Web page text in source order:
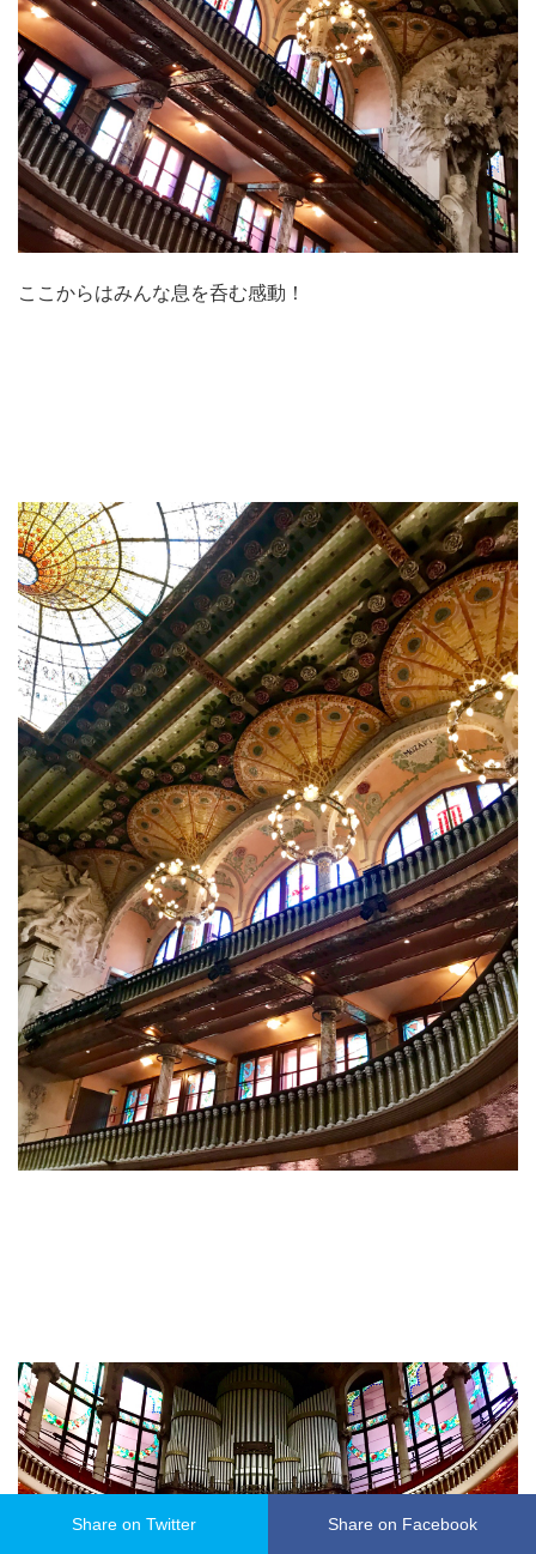
ここからはみんな息を呑む感動！
Share on Twitter Share on Facebook